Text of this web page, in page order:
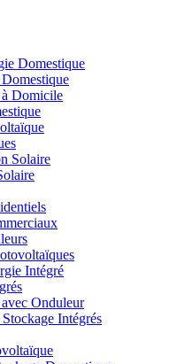
Domestique
à Domicile
Solaire
Intégré
Onduleur
Intégrés